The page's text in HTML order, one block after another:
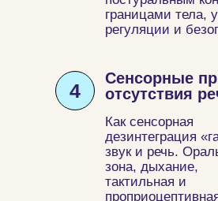
границами тела,
регуляции и
4
Сенсорные
отсутствия
Как сенсорная
дезинтеграция
звук и речь.
зона, дыхание,
тактильная и